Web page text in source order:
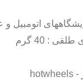
اتومبیل
: 40 گرم
-
hotwheels